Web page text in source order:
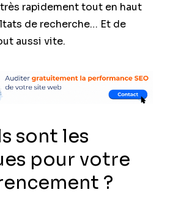
très rapidement tout en haut
de recherche… Et de
aussi vite.
sont les
pour votre
?